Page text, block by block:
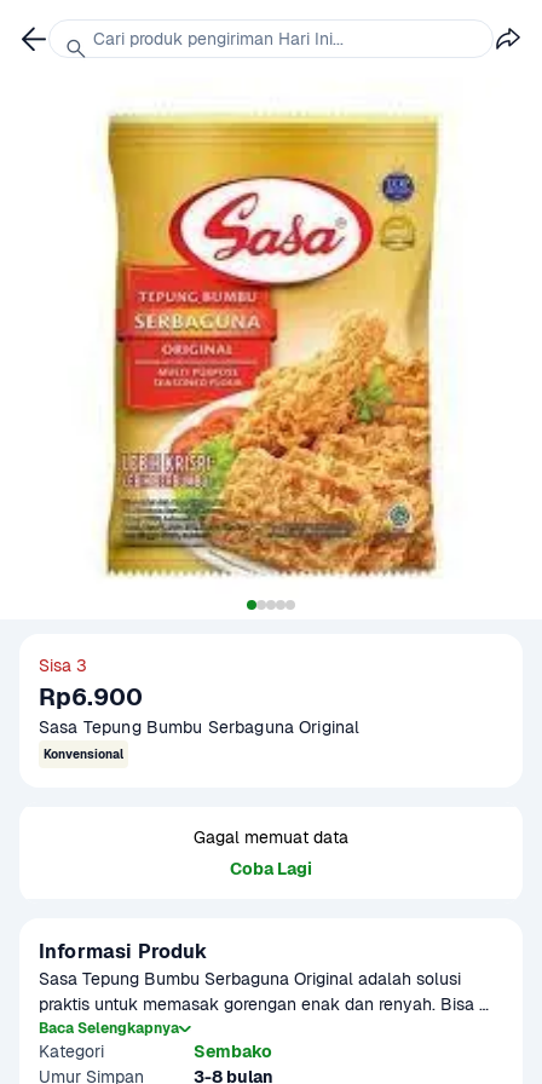
Sisa 3
Rp6.900
Sasa Tepung Bumbu Serbaguna Original
Konvensional
Gagal memuat data
Coba Lagi
Informasi Produk
Sasa Tepung Bumbu Serbaguna Original adalah solusi
praktis untuk memasak gorengan enak dan renyah. Bisa
digunakan untuk berbagai bahan mulai dari ayam, tempe,
tahu, seafood, hingga sayur. Diformulasikan dengan
Baca Selengkapnya
Kategori
Sembako
Umur Simpan
3-8 bulan
Cari produk pengiriman Hari Ini...